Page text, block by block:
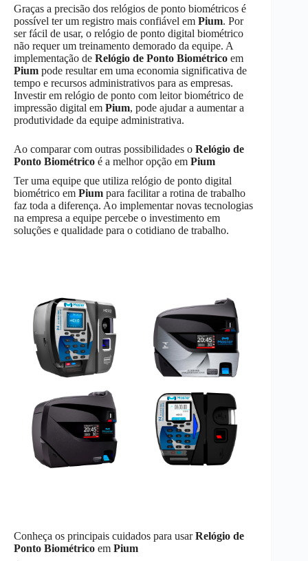
Graças a precisão dos relógios de ponto biométricos é
possível ter um registro mais confiável em Pium. Por
ser fácil de usar, o relógio de ponto digital biométrico
não requer um treinamento demorado da equipe. A
implementação de Relógio de Ponto Biométrico em
Pium pode resultar em uma economia significativa de
tempo e recursos administrativos para as empresas.
Investir em relógio de ponto com leitor biométrico de
impressão digital em Pium, pode ajudar a aumentar a
produtividade da equipe administrativa.
Ao comparar com outras possibilidades o Relógio de
Ponto Biométrico é a melhor opção em Pium
Ter uma equipe que utiliza relógio de ponto digital
biométrico em Pium para facilitar a rotina de trabalho
faz toda a diferença. Ao implementar novas tecnologias
na empresa a equipe percebe o investimento em
soluções e qualidade para o cotidiano de trabalho.
Conheça os principais cuidados para usarRelógio de
Ponto Biométrico em Pium